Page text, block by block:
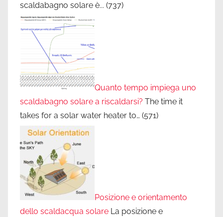
scaldabagno solare è... (737)
Quanto tempo impiega uno
scaldabagno solare a riscaldarsi? The time it
takes for a solar water heater to… (571)
Posizione e orientamento
dello scaldacqua solare La posizione e